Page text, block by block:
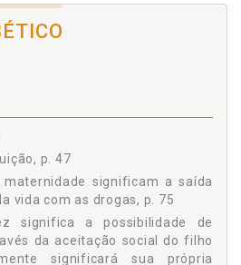
p. 59
Virtual, p. 61
dos conteúdos, p. 70
ser protegida e amparada
ter casa e comida enquanto
do ECA (1990), p. 71
p. 47
significam a saída
vida com as drogas, p. 75
significa a possibilidade de
da aceitação social do filho
significará sua própria